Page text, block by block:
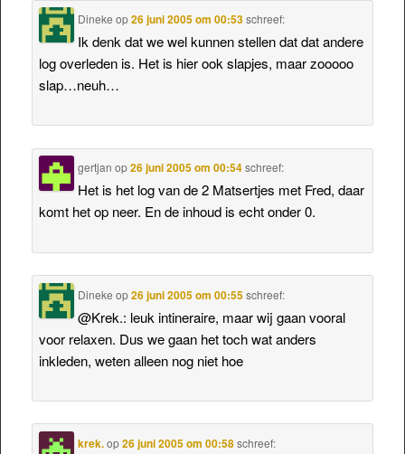
Dineke op26 juni 2005 om 00:53 schreef:
Ik denk dat we wel kunnen stellen dat dat andere
log overleden is. Het is hier ook slapjes, maar zooooo
slap…neuh…
gertjan op26 juni 2005 om 00:54 schreef:
Het is het log van de 2 Matsertjes met Fred, daar
komt het op neer. En de inhoud is echt onder 0.
Dineke op26 juni 2005 om 00:55 schreef:
@Krek.: leuk intineraire, maar wij gaan vooral
voor relaxen. Dus we gaan het toch wat anders
inkleden, weten alleen nog niet hoe
krek.op26 juni 2005 om 00:58 schreef: